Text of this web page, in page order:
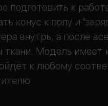
подготовить к
конус к полу и
внутрь, а после
ткани. Модель имеет
к любому